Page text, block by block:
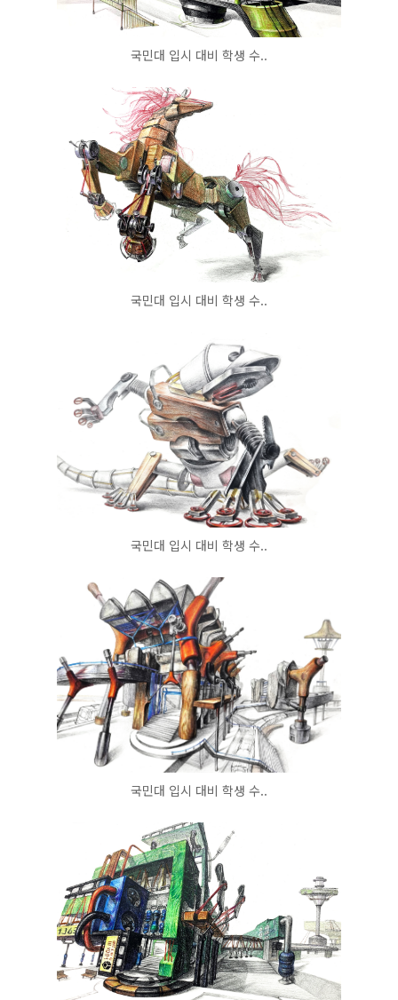
국민대 입시 대비 학생 수..
국민대 입시 대비 학생 수..
국민대 입시 대비 학생 수..
국민대 입시 대비 학생 수..